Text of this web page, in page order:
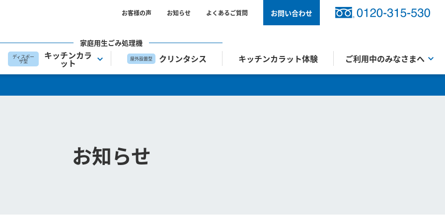
お客様の声 お知らせ よくあるご質問 お問い合わせ
家庭用生ごみ処理機
ディスポー
ザ型
キッチンカラ
ット 屋外設置型 クリンタシス キッチンカラット体験 ご利用中のみなさまへ
お知らせ